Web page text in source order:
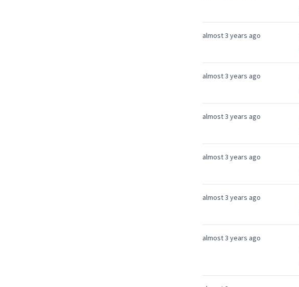
almost 3 years ago
almost 3 years ago
almost 3 years ago
almost 3 years ago
almost 3 years ago
almost 3 years ago